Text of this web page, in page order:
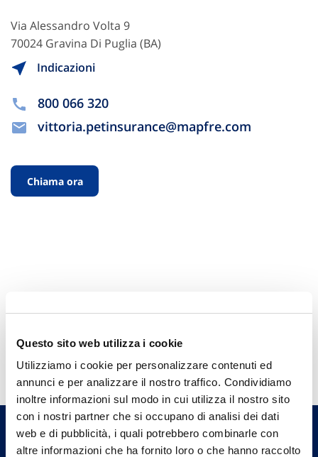
Questo sito web utilizza i cookie
Utilizziamo i cookie per personalizzare contenuti ed
annunci e per analizzare il nostro traffico. Condividiamo
inoltre informazioni sul modo in cui utilizza il nostro sito
con i nostri partner che si occupano di analisi dei dati
web e di pubblicità, i quali potrebbero combinarle con
altre informazioni che ha fornito loro o che hanno raccolto
Via Alessandro Volta 9
70024 Gravina Di Puglia (BA)
Indicazioni
800 066 320
vittoria.petinsurance@mapfre.com
Chiama ora
Hai bisogno di
informazioni?
Trova l'Agenzia più vicina a te e parla con
un nostro Agente.
Contattaci